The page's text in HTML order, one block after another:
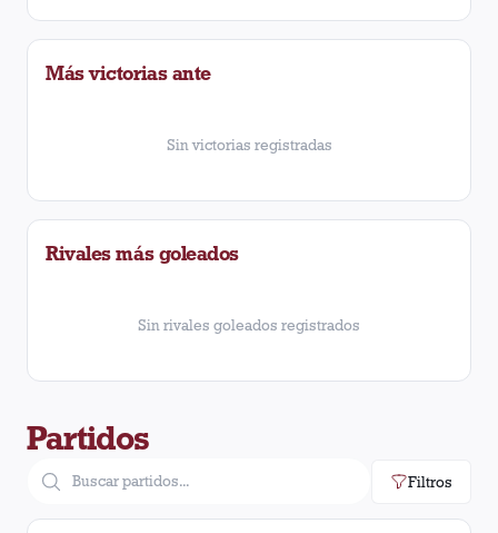
Más victorias ante
Sin victorias registradas
Rivales más goleados
Sin rivales goleados registrados
Partidos
Filtros